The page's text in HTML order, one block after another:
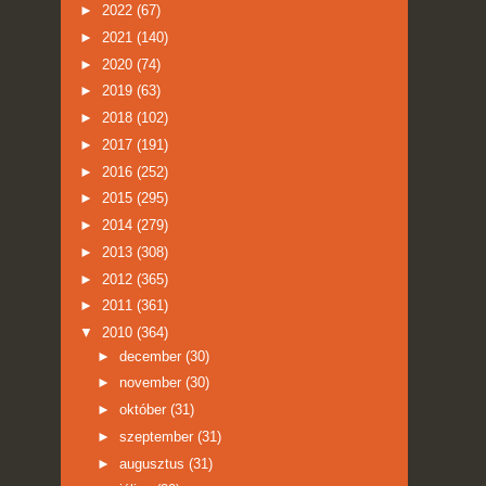
► 2022 (67)
► 2021 (140)
► 2020 (74)
► 2019 (63)
► 2018 (102)
► 2017 (191)
► 2016 (252)
► 2015 (295)
► 2014 (279)
► 2013 (308)
► 2012 (365)
► 2011 (361)
▼ 2010 (364)
► december (30)
► november (30)
► október (31)
► szeptember (31)
► augusztus (31)